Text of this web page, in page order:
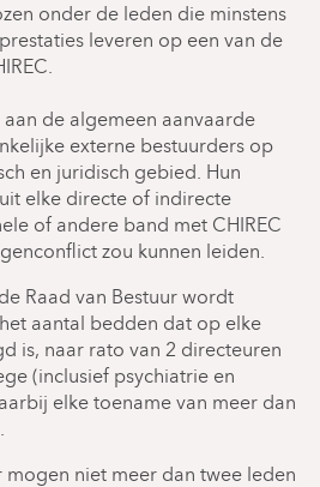
onder de leden die minstens
leveren op een van de
de algemeen aanvaarde
externe bestuurders op
en juridisch gebied. Hun
elke directe of indirecte
of andere band met CHIREC
zou kunnen leiden.
Raad van Bestuur wordt
aantal bedden dat op elke
is, naar rato van 2 directeuren
(inclusief psychiatrie en
elke toename van meer dan
mogen niet meer dan twee leden